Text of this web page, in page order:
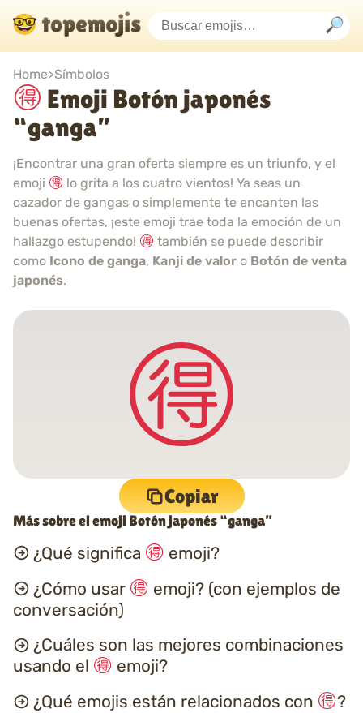
Home>Símbolos
Emoji Botón japonés
“ganga”
¡Encontrar una gran oferta siempre es un triunfo, y el
emoji
lo grita a los cuatro vientos! Ya seas un
cazador de gangas o simplemente te encanten las
buenas ofertas, ¡este emoji trae toda la emoción de un
hallazgo estupendo!
también se puede describir
como Icono de ganga, Kanji de valor o Botón de venta
japonés.
Copiar
Más sobre el emoji Botón japonés “ganga”
¿Qué significa
emoji?
¿Cómo usar
emoji? (con ejemplos de
conversación)
¿Cuáles son las mejores combinaciones
usando el
emoji?
¿Qué emojis están relacionados con
?